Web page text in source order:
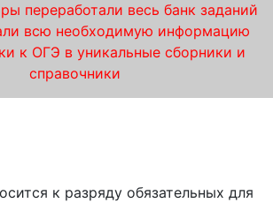
переработали весь банк заданий
всю необходимую информацию
к ОГЭ в уникальные сборники и
справочники
к разряду обязательных для